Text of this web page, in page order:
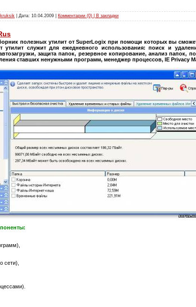
kruksik | Дата: 10.04.2009 Комментарии (0) | В закладки
полезных утилит от SuperLogix при помощи которых вы
утилит служит для ежедневного использования: поиск и
защита папок, резервное копирование, анализ папок,
ставших ненужными программ, менеджер процессов, IE Privacy
сети),